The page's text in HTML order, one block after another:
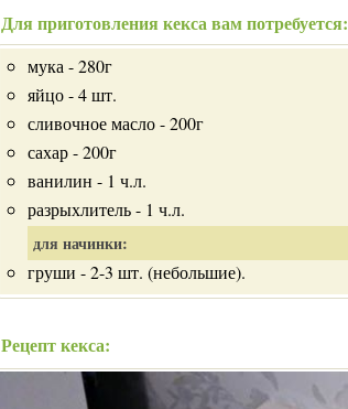
Для приготовления кекса вам потребуется:
мука - 280г
яйцо - 4 шт.
сливочное масло - 200г
сахар - 200г
ванилин - 1 ч.л.
разрыхлитель - 1 ч.л.
для начинки:
груши - 2-3 шт. (небольшие).
Рецепт кекса: